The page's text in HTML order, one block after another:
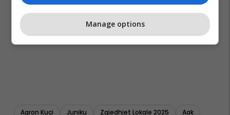
Agron Kuçi Juniku Zgjedhjet Lokale 2025 Aak
Manage options